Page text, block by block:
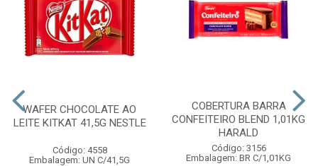
WAFER CHOCOLATE AO
LEITE KITKAT 41,5G NESTLE
Código: 4558
Embalagem: UN C/41,5G
COBERTURA BARRA
CONFEITEIRO BLEND 1,01KG
HARALD
Código: 3156
Embalagem: BR C/1,01KG